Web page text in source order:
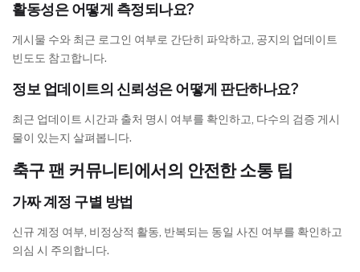
활동성은 어떻게 측정되나요?
게시물 수와 최근 로그인 여부로 간단히 파악하고, 공지의 업데이트
빈도도 참고합니다.
정보 업데이트의 신뢰성은 어떻게 판단하나요?
최근 업데이트 시간과 출처 명시 여부를 확인하고, 다수의 검증 게시
물이 있는지 살펴봅니다.
축구 팬 커뮤니티에서의 안전한 소통 팁
가짜 계정 구별 방법
신규 계정 여부, 비정상적 활동, 반복되는 동일 사진 여부를 확인하고
의심 시 주의합니다.